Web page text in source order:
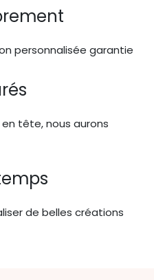
personnalisée garantie
tête, nous aurons
de belles créations